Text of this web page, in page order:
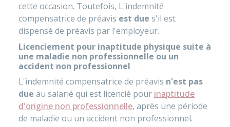
cette occasion. Toutefois, L'indemnité
compensatrice de préavis est due s'il est
dispensé de préavis par l'employeur.
Licenciement pour inaptitude physique suite à
une maladie non professionnelle ou un
accident non professionnel
L'indemnité compensatrice de préavis n'est pas
due au salarié qui est licencié pour inaptitude
d'origine non professionnelle, après une période
de maladie ou un accident non professionnel.